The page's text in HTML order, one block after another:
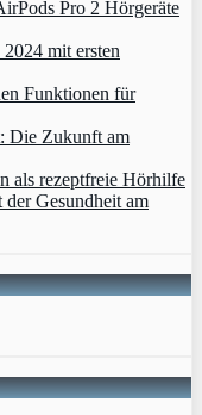
Pro 2 Hörgeräte
mit ersten
Funktionen für
Die Zukunft am
als rezeptfreie Hörhilfe
Gesundheit am